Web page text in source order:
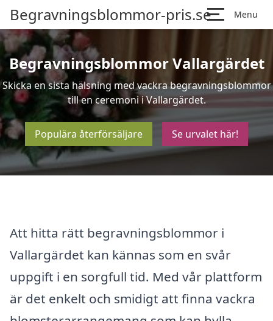
Begravningsblommor-pris.se Menu
Begravningsblommor Vallargärdet
Skicka en sista hälsning med vackra begravningsblommor
till en ceremoni i Vallargärdet.
Populära återförsäljare Se urvalet här!
Att hitta rätt begravningsblommor i
Vallargärdet kan kännas som en svår
uppgift i en sorgfull tid. Med vår plattform
är det enkelt och smidigt att finna vackra